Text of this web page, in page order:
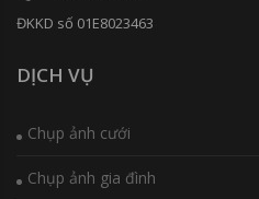
ĐKKD số 01E8023463
DỊCH VỤ
Chụp ảnh cưới
Chụp ảnh gia đình